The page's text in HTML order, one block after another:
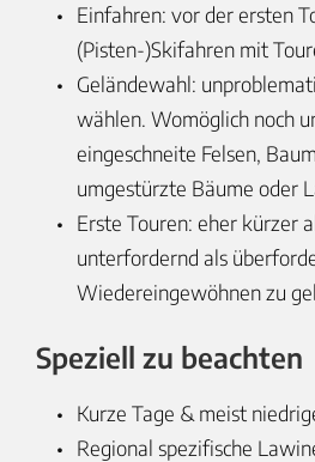
Einfahren: vor der ersten
(Pisten-)Skifahren mit
Geländewahl:
wählen. Womöglich noch
eingeschneite Felsen,
umgestürzte Bäume oder
Erste Touren: eher kürzer
unterfordernd als
Wiedereingewöhnen zu
Speziell zu beachten
Kurze Tage & meist
Regional spezifische